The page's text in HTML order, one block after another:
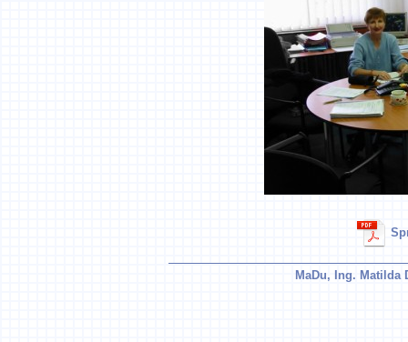
MaDu, Ing. Matilda